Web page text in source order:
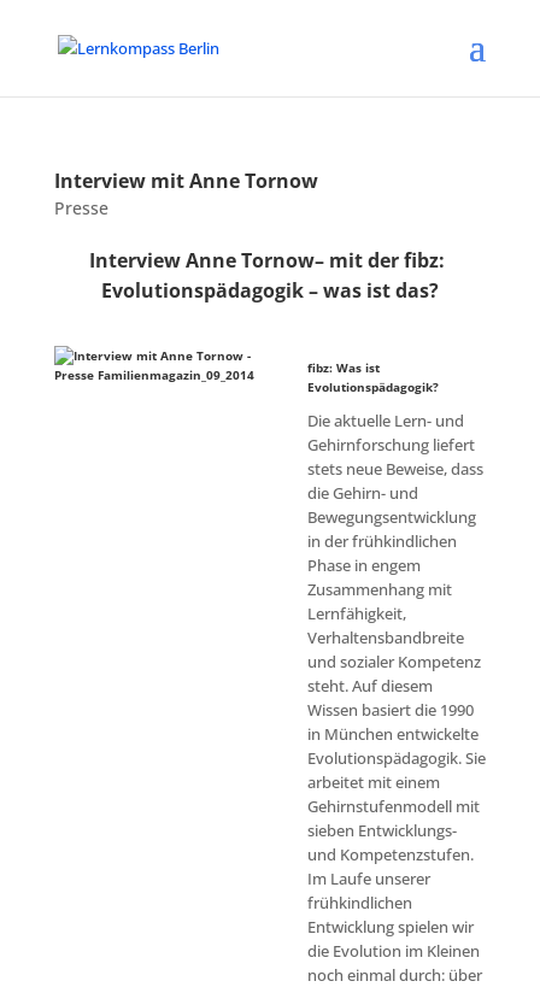
Interview mit Anne Tornow
Presse
Interview Anne Tornow– mit der fibz:
Evolutionspädagogik – was ist das?
fibz: Was ist
Evolutionspädagogik?
Die aktuelle Lern- und
Gehirnforschung liefert
stets neue Beweise, dass
die Gehirn- und
Bewegungsentwicklung
in der frühkindlichen
Phase in engem
Zusammenhang mit
Lernfähigkeit,
Verhaltensbandbreite
und sozialer Kompetenz
steht. Auf diesem
Wissen basiert die 1990
in München entwickelte
Evolutionspädagogik. Sie
arbeitet mit einem
Gehirnstufenmodell mit
sieben Entwicklungs-
und Kompetenzstufen.
Im Laufe unserer
frühkindlichen
Entwicklung spielen wir
die Evolution im Kleinen
noch einmal durch: über